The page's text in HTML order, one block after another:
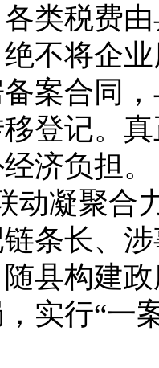
类税费
不将企
案合同
登记。
济负担。
动凝聚合
条长、
县构建
实行“一